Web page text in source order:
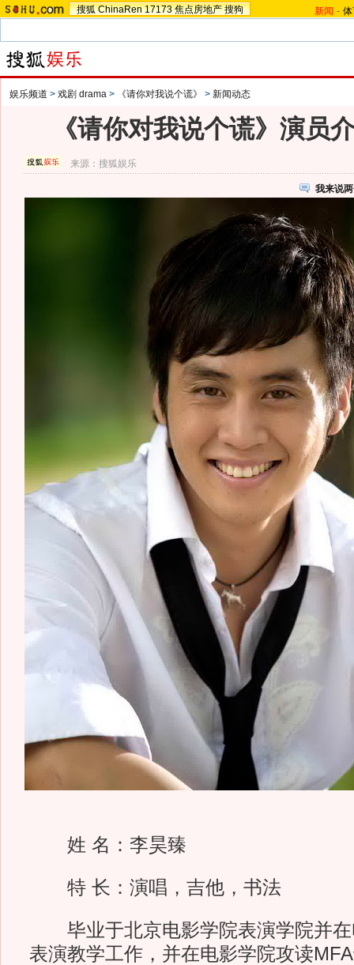
搜狐 ChinaRen 17173 焦点房地产 搜狗 新闻 -
娱乐频道 > 戏剧 drama > 《请你对我说个谎》 > 新闻动态
《请你对我说个谎》演员
来源：搜狐娱乐
我来说
姓 名：李昊臻
特 长：演唱，吉他，书法
毕业于北京电影学院表演学院并在
表演教学工作，并在电影学院攻读